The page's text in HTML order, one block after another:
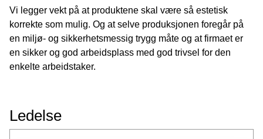
Vi legger vekt på at produktene skal være så estetisk
korrekte som mulig. Og at selve produksjonen foregår på
en miljø- og sikkerhetsmessig trygg måte og at firmaet er
en sikker og god arbeidsplass med god trivsel for den
enkelte arbeidstaker.
Ledelse